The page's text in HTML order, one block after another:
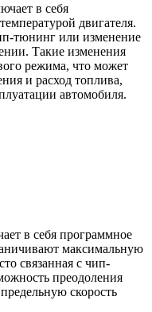
в себя
двигателя.
тюнинг или изменение
Такие изменения
режима, что может
и расход топлива,
автомобиля.
в себя программное
максимальную
связанная с чип-
преодоления
скорость